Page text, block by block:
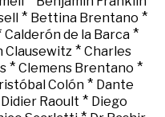
* Bettina Brentano *
Calderón de la Barca*
Clausewitz * Charles
* Clemens Brentano *
Colón * Dante
Didier Raoult * Diego